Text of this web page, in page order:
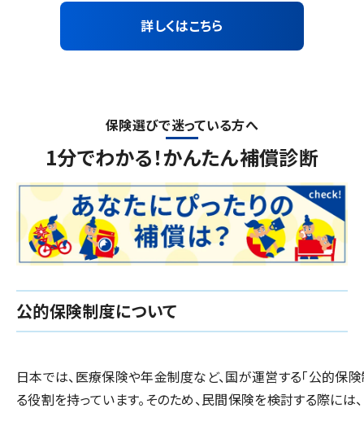
詳しくはこちら
保険選びで迷っている方へ
1分でわかる！かんたん補償診断
公的保険制度について
日本では、医療保険や年金制度など、国が運営する「公的保
る役割を持っています。そのため、民間保険を検討する際に